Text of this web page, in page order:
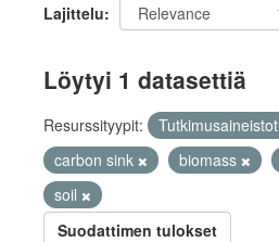
Lajittelu
Löytyi 1 datasettiä
Resurssityypit: Tutkimusaineistot
carbon sink
biomass
soil
Suodattimen tulokset